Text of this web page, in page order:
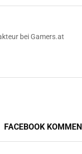
bei Gamers.at
FACEBOOK